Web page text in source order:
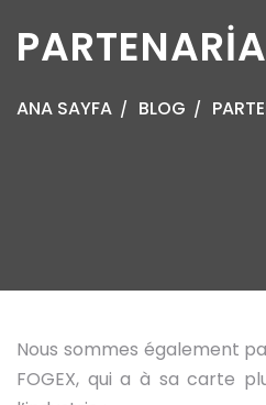
ANA SAYFA BLOG
Nous sommes également
FOGEX, qui a à sa carte